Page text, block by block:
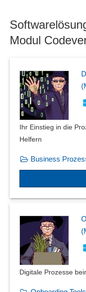
No-Code
No-Code Editor
QR-Code
Refaktorierung
reguläre Ausdrücke
Releaseplanung
Remote-
Routing
Softwaredesign
Syntaxhervorhebung
Zufallsgenerator
Modul
Ihr Einstieg in die
Helfern
Business
Digitale Prozesse